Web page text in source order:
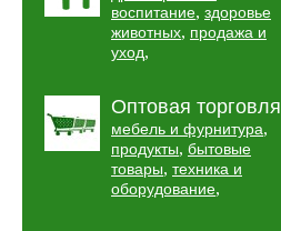
воспитание, здоровье
животных, продажа и
уход,
Оптовая торговля
мебель и фурнитура,
продукты, бытовые
товары, техника и
оборудование,